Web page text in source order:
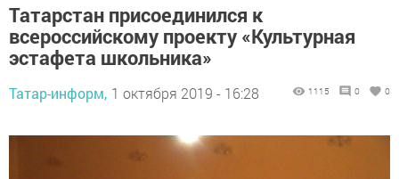
Татарстан присоединился к
всероссийскому проекту «Культурная
эстафета школьника»
Татар-информ, 1 октября 2019 - 16:28 1115 0 0